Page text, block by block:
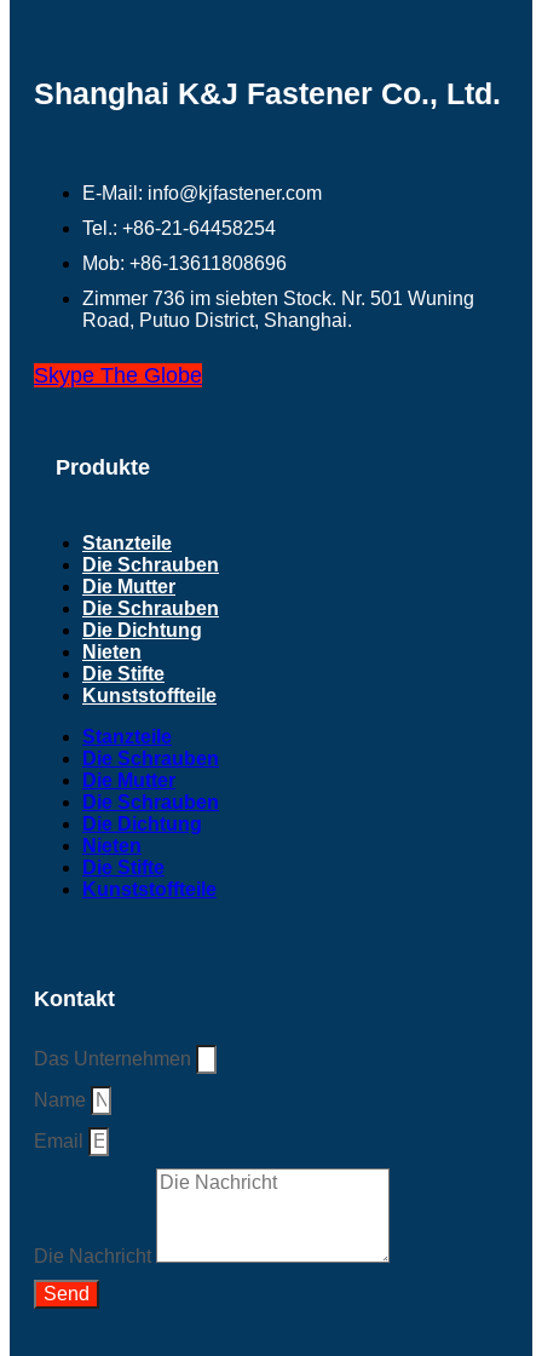
Shanghai K&J Fastener Co., Ltd.
E-Mail: info@kjfastener.com
Tel.: +86-21-64458254
Mob: +86-13611808696
Zimmer 736 im siebten Stock. Nr. 501 Wuning
Road, Putuo District, Shanghai.
Skype The Globe
Produkte
Stanzteile
Die Schrauben
Die Mutter
Die Schrauben
Die Dichtung
Nieten
Die Stifte
Kunststoffteile
Stanzteile
Die Schrauben
Die Mutter
Die Schrauben
Die Dichtung
Nieten
Die Stifte
Kunststoffteile
Kontakt
Das Unternehmen
Name
Email
Die Nachricht
Send